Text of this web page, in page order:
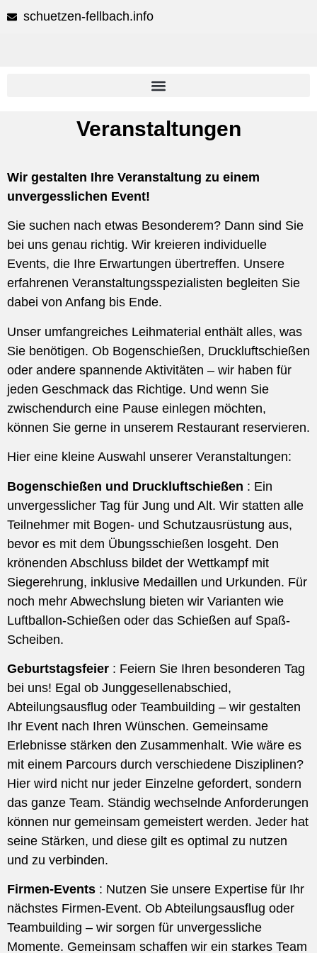
schuetzen-fellbach.info
Veranstaltungen
Wir gestalten Ihre Veranstaltung zu einem
unvergesslichen Event!
Sie suchen nach etwas Besonderem? Dann sind Sie
bei uns genau richtig. Wir kreieren individuelle
Events, die Ihre Erwartungen übertreffen. Unsere
erfahrenen Veranstaltungsspezialisten begleiten Sie
dabei von Anfang bis Ende.
Unser umfangreiches Leihmaterial enthält alles, was
Sie benötigen. Ob Bogenschießen, Druckluftschießen
oder andere spannende Aktivitäten – wir haben für
jeden Geschmack das Richtige. Und wenn Sie
zwischendurch eine Pause einlegen möchten,
können Sie gerne in unserem Restaurant reservieren.
Hier eine kleine Auswahl unserer Veranstaltungen:
Bogenschießen und Druckluftschießen : Ein
unvergesslicher Tag für Jung und Alt. Wir statten alle
Teilnehmer mit Bogen- und Schutzausrüstung aus,
bevor es mit dem Übungsschießen losgeht. Den
krönenden Abschluss bildet der Wettkampf mit
Siegerehrung, inklusive Medaillen und Urkunden. Für
noch mehr Abwechslung bieten wir Varianten wie
Luftballon-Schießen oder das Schießen auf Spaß-
Scheiben.
Geburtstagsfeier : Feiern Sie Ihren besonderen Tag
bei uns! Egal ob Junggesellenabschied,
Abteilungsausflug oder Teambuilding – wir gestalten
Ihr Event nach Ihren Wünschen. Gemeinsame
Erlebnisse stärken den Zusammenhalt. Wie wäre es
mit einem Parcours durch verschiedene Disziplinen?
Hier wird nicht nur jeder Einzelne gefordert, sondern
das ganze Team. Ständig wechselnde Anforderungen
können nur gemeinsam gemeistert werden. Jeder hat
seine Stärken, und diese gilt es optimal zu nutzen
und zu verbinden.
Firmen-Events : Nutzen Sie unsere Expertise für Ihr
nächstes Firmen-Event. Ob Abteilungsausflug oder
Teambuilding – wir sorgen für unvergessliche
Momente. Gemeinsam schaffen wir ein starkes Team